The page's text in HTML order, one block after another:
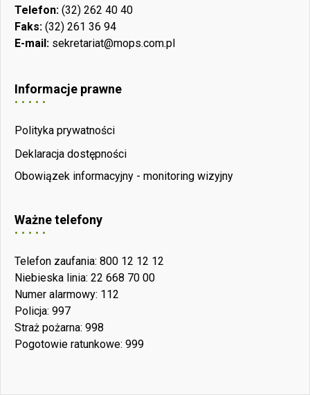
Telefon: (32) 262 40 40
Faks: (32) 261 36 94
E-mail: sekretariat@mops.com.pl
Informacje prawne
Polityka prywatności
Deklaracja dostępności
Obowiązek informacyjny - monitoring wizyjny
Ważne telefony
Telefon zaufania: 800 12 12 12
Niebieska linia: 22 668 70 00
Numer alarmowy: 112
Policja: 997
Straż pożarna: 998
Pogotowie ratunkowe: 999